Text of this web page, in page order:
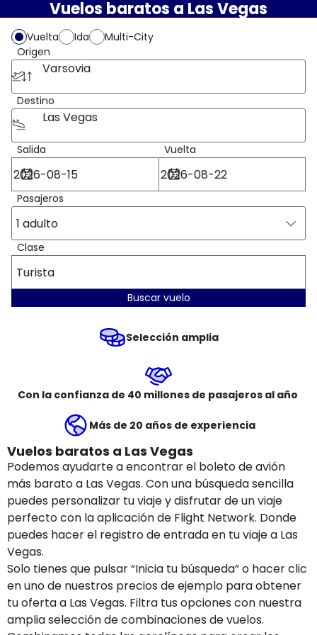
Vuelos baratos a Las Vegas
Vuelta Ida
Multi-City
Origen
Varsovia
Destino
Las Vegas
Salida Vuelta
Pasajeros
1 adulto
Clase
Turista
Buscar vuelo
Selección amplia
Con la confianza de 40 millones de pasajeros al año
Más de 20 años de experiencia
Vuelos baratos a Las Vegas
Podemos ayudarte a encontrar el boleto de avión
más barato a Las Vegas. Con una búsqueda sencilla
puedes personalizar tu viaje y disfrutar de un viaje
perfecto con la aplicación de Flight Network. Donde
puedes hacer el registro de entrada en tu viaje a Las
Vegas.
Solo tienes que pulsar “Inicia tu búsqueda” o hacer clic
en uno de nuestros precios de ejemplo para obtener
tu oferta a Las Vegas. Filtra tus opciones con nuestra
amplia selección de combinaciones de vuelos.